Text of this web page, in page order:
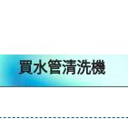
買水管清洗機